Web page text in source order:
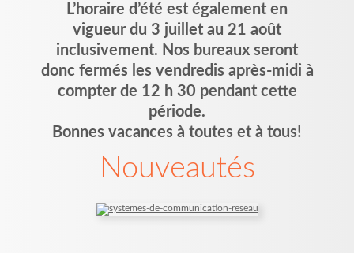
L’horaire d’été est également en
vigueur du 3 juillet au 21 août
inclusivement. Nos bureaux seront
donc fermés les vendredis après-midi à
compter de 12 h 30 pendant cette
période.
Bonnes vacances à toutes et à tous!
Nouveautés